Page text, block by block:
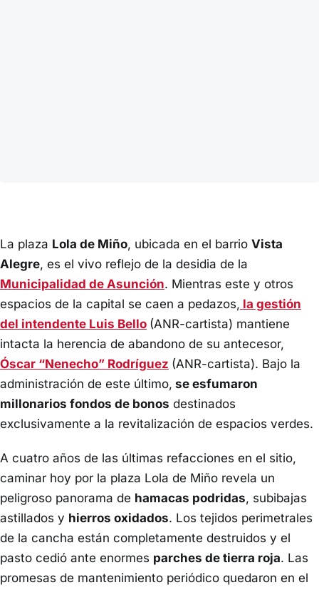
La plaza Lola de Miño, ubicada en el barrio Vista
Alegre, es el vivo reflejo de la desidia de la
Municipalidad de Asunción. Mientras este y otros
espacios de la capital se caen a pedazos, la gestión
del intendente Luis Bello (ANR-cartista) mantiene
intacta la herencia de abandono de su antecesor,
Óscar “Nenecho” Rodríguez (ANR-cartista). Bajo la
administración de este último, se esfumaron
millonarios fondos de bonos destinados
exclusivamente a la revitalización de espacios verdes.
A cuatro años de las últimas refacciones en el sitio,
caminar hoy por la plaza Lola de Miño revela un
peligroso panorama de hamacas podridas, subibajas
astillados y hierros oxidados. Los tejidos perimetrales
de la cancha están completamente destruidos y el
pasto cedió ante enormes parches de tierra roja. Las
promesas de mantenimiento periódico quedaron en el